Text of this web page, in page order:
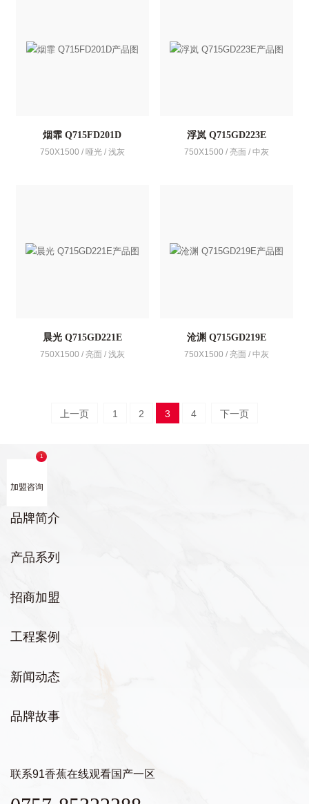
烟霏 Q715FD201D
750X1500 / 哑光 / 浅灰
浮岚 Q715GD223E
750X1500 / 亮面 / 中灰
晨光 Q715GD221E
750X1500 / 亮面 / 浅灰
沧渊 Q715GD219E
750X1500 / 亮面 / 中灰
上一页 1 2 3 4 下一页
品牌简介
产品系列
招商加盟
工程案例
新闻动态
品牌故事
联系91香蕉在线观看国产一区
加盟咨询